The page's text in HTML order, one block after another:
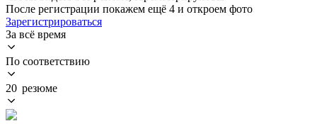
После регистрации покажем ещё 4 и откроем фото
Зарегистрироваться
За всё время
По соответствию
20 резюме